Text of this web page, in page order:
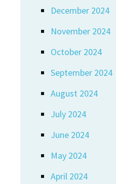
December 2024
November 2024
October 2024
September 2024
August 2024
July 2024
June 2024
May 2024
April 2024